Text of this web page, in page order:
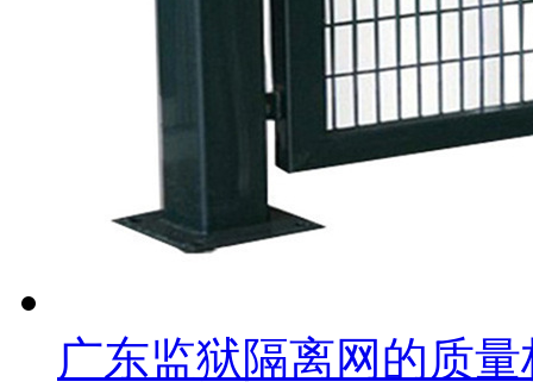
广东监狱隔离网的质